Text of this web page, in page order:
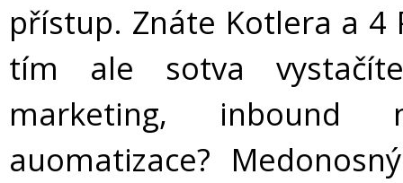
přístup. Znáte Kotlera a 4
tím ale sotva
marketing, inbound
auomatizace?